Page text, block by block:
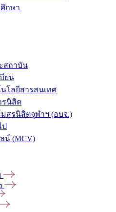
กษา
สถาบัน
ยน
โลยีสารสนเทศ
รนิสิต
สรนิสิตจุฬาฯ (อบจ.)
น์ (MCV)